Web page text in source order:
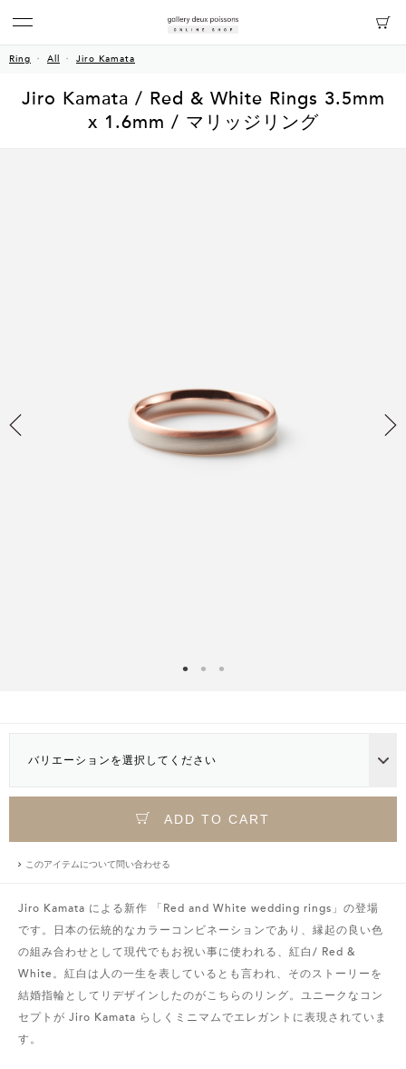
Ring All Jiro Kamata
Jiro Kamata / Red & White Rings 3.5mm
x 1.6mm / マリッジリング
バリエーションを選択してください
ADD TO CART
このアイテムについて問い合わせる
Jiro Kamata による新作 「Red and White wedding rings」の登場
です。日本の伝統的なカラーコンビネーションであり、縁起の良い色
の組み合わせとして現代でもお祝い事に使われる、紅白/ Red &
White。紅白は人の一生を表しているとも言われ、そのストーリーを
結婚指輪としてリデザインしたのがこちらのリング。ユニークなコン
セプトが Jiro Kamata らしくミニマムでエレガントに表現されていま
す。